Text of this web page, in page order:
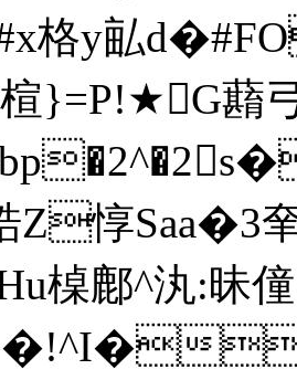
格y畆
}=P!★G蘛
Z惇Saa�3
槕鄜^ 汍:昧
�!^I�